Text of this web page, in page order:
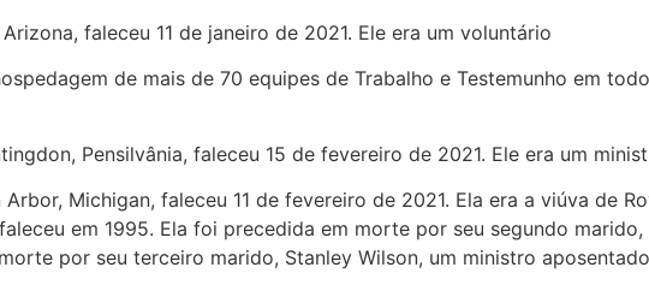
faleceu 11 de janeiro de 2021. Ele era um voluntário
de mais de 70 equipes de Trabalho e Testemunho em
Pensilvânia, faleceu 15 de fevereiro de 2021. Ele era um
Arbor, Michigan, faleceu 11 de fevereiro de 2021. Ela era a viúva de
em 1995. Ela foi precedida em morte por seu segundo
por seu terceiro marido, Stanley Wilson, um ministro